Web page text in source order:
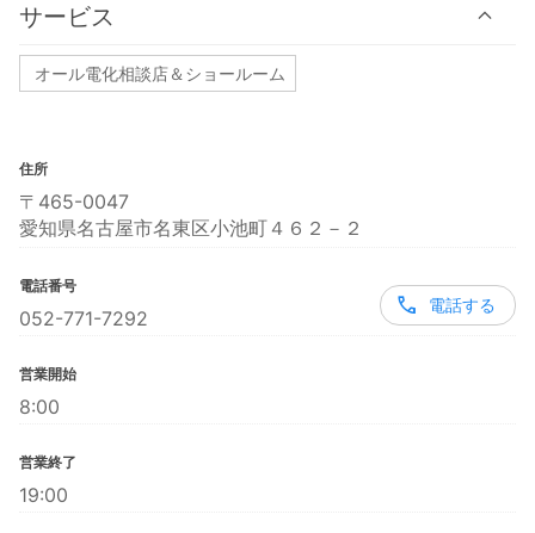
サービス
オール電化相談店＆ショールーム
住所
〒465-0047
愛知県名古屋市名東区小池町４６２－２
電話番号
052-771-7292
電話する
営業開始
8:00
営業終了
19:00